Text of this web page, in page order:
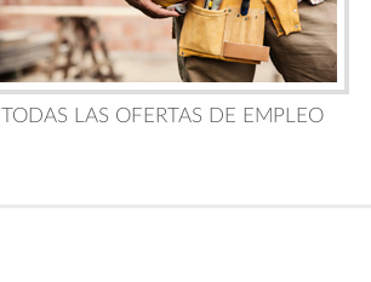
TODAS LAS OFERTAS DE EMPLEO